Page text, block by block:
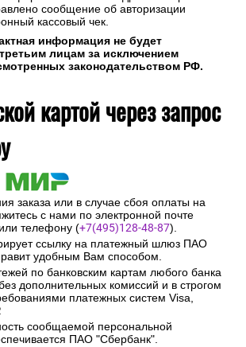
сообщение об авторизации
кассовый чек.
информация не будет
лицам за исключением
законодательством РФ.
картой через запрос
заказа или в случае сбоя оплаты на
с нами по электронной почте
телефону (+7(495)128-48-87).
ссылку на платежный шлюз ПАО
удобным Вам способом.
по банковским картам любого банка
дополнительных комиссий и в строгом
платежных систем Visa,
сообщаемой персональной
ПАО "Сбербанк".